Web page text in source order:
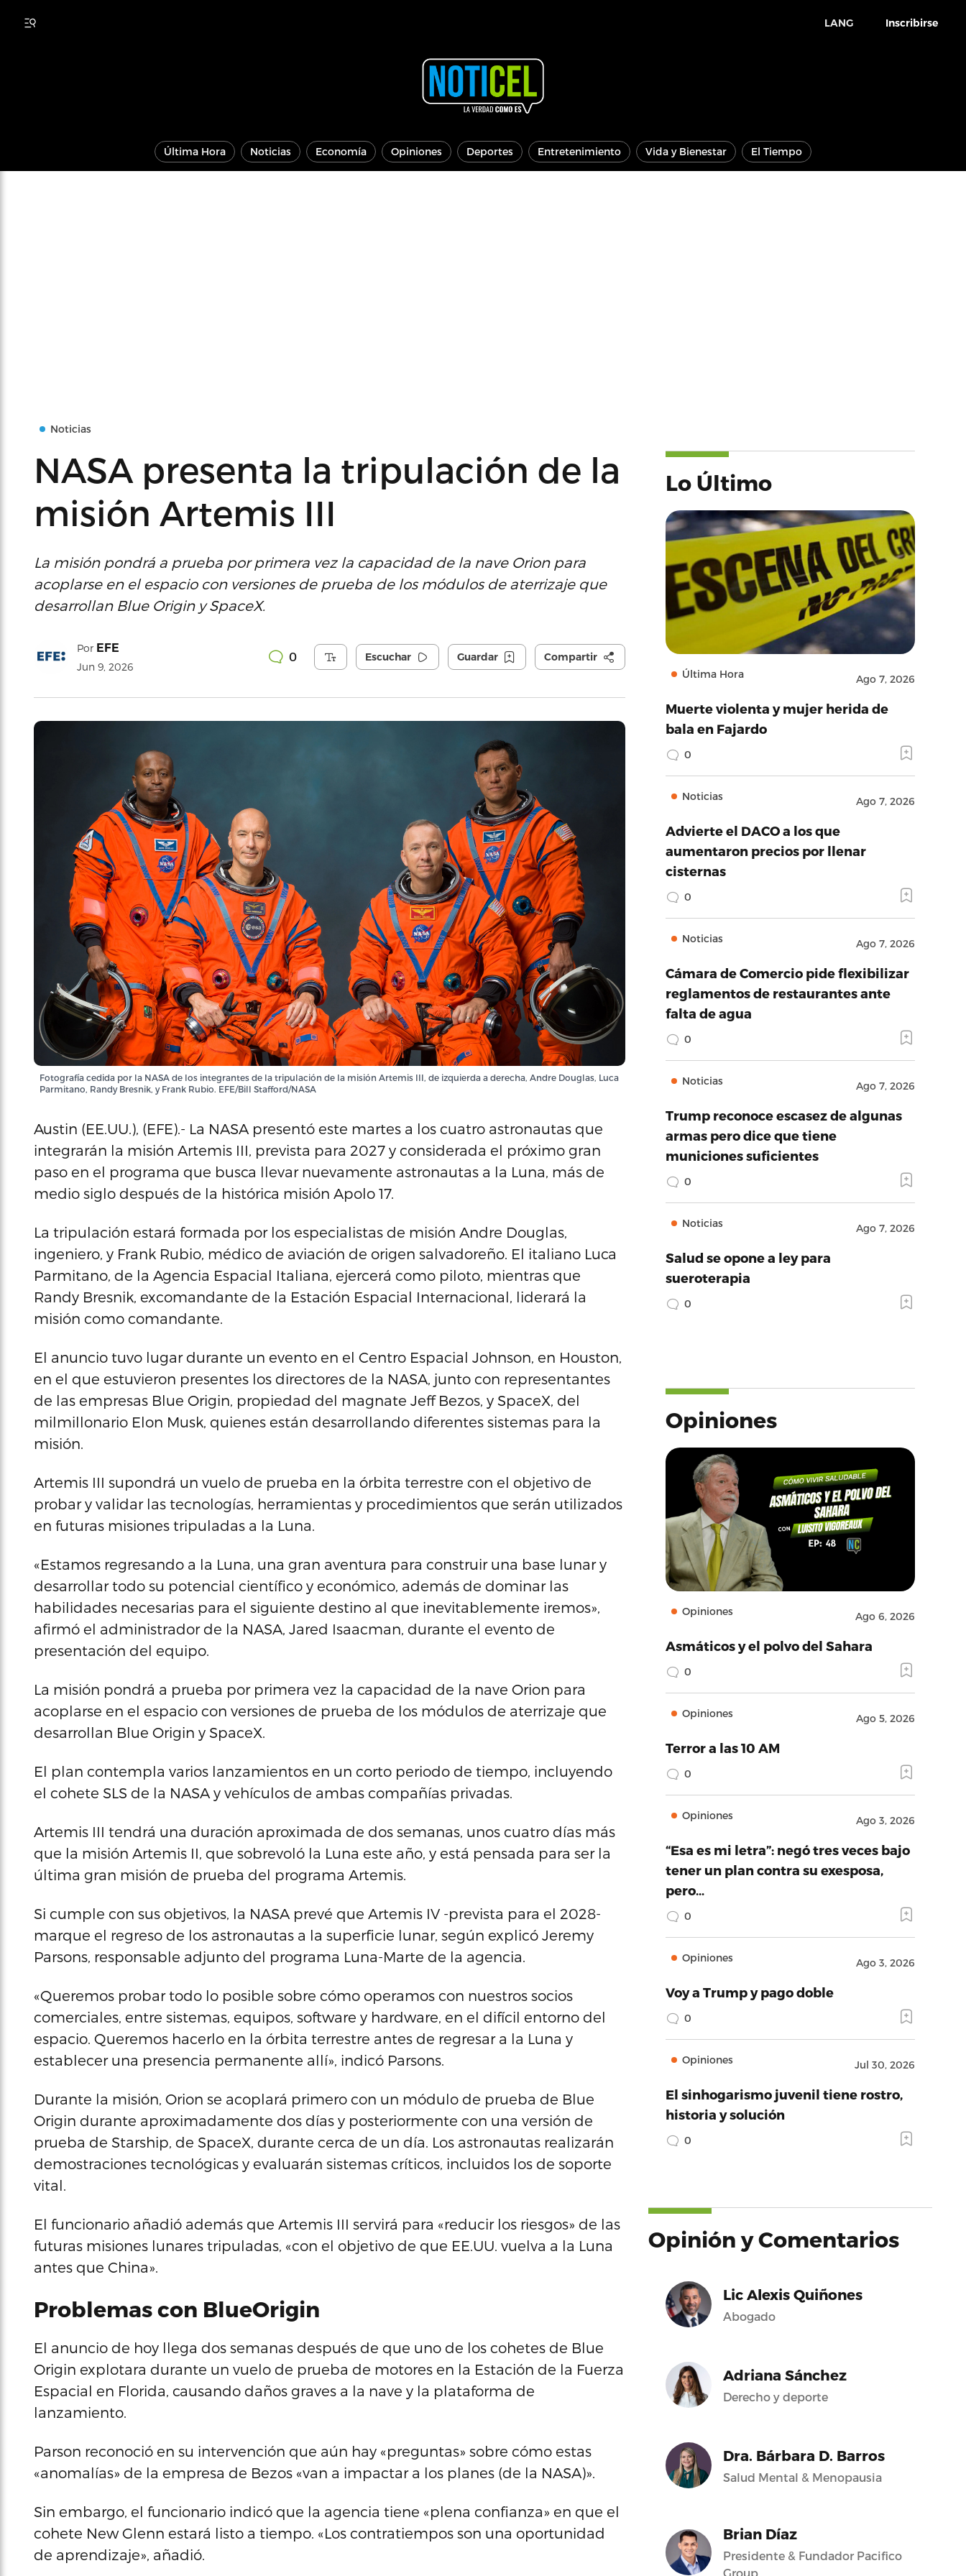
LANG Inscribirse
Última Hora Noticias Economía Opiniones Deportes Entretenimiento Vida y Bienestar El Tiempo
Noticias
NASA presenta la tripulación de la
misión Artemis III
La misión pondrá a prueba por primera vez la capacidad de la nave Orion para
acoplarse en el espacio con versiones de prueba de los módulos de aterrizaje que
desarrollan Blue Origin y SpaceX.
Por EFE
Jun 9, 2026
0 Escuchar Guardar Compartir
Fotografía cedida por la NASA de los integrantes de la tripulación de la misión Artemis III, de izquierda a derecha, Andre Douglas, Luca
Parmitano, Randy Bresnik, y Frank Rubio. EFE/Bill Stafford/NASA
Austin (EE.UU.), (EFE).- La NASA presentó este martes a los cuatro astronautas que
integrarán la misión Artemis III, prevista para 2027 y considerada el próximo gran
paso en el programa que busca llevar nuevamente astronautas a la Luna, más de
medio siglo después de la histórica misión Apolo 17.
La tripulación estará formada por los especialistas de misión Andre Douglas,
ingeniero, y Frank Rubio, médico de aviación de origen salvadoreño. El italiano Luca
Parmitano, de la Agencia Espacial Italiana, ejercerá como piloto, mientras que
Randy Bresnik, excomandante de la Estación Espacial Internacional, liderará la
misión como comandante.
El anuncio tuvo lugar durante un evento en el Centro Espacial Johnson, en Houston,
en el que estuvieron presentes los directores de la NASA, junto con representantes
de las empresas Blue Origin, propiedad del magnate Jeff Bezos, y SpaceX, del
milmillonario Elon Musk, quienes están desarrollando diferentes sistemas para la
misión.
Artemis III supondrá un vuelo de prueba en la órbita terrestre con el objetivo de
probar y validar las tecnologías, herramientas y procedimientos que serán utilizados
en futuras misiones tripuladas a la Luna.
«Estamos regresando a la Luna, una gran aventura para construir una base lunar y
desarrollar todo su potencial científico y económico, además de dominar las
habilidades necesarias para el siguiente destino al que inevitablemente iremos»,
afirmó el administrador de la NASA, Jared Isaacman, durante el evento de
presentación del equipo.
La misión pondrá a prueba por primera vez la capacidad de la nave Orion para
acoplarse en el espacio con versiones de prueba de los módulos de aterrizaje que
desarrollan Blue Origin y SpaceX.
El plan contempla varios lanzamientos en un corto periodo de tiempo, incluyendo
el cohete SLS de la NASA y vehículos de ambas compañías privadas.
Artemis III tendrá una duración aproximada de dos semanas, unos cuatro días más
que la misión Artemis II, que sobrevoló la Luna este año, y está pensada para ser la
última gran misión de prueba del programa Artemis.
Si cumple con sus objetivos, la NASA prevé que Artemis IV -prevista para el 2028-
marque el regreso de los astronautas a la superficie lunar, según explicó Jeremy
Parsons, responsable adjunto del programa Luna-Marte de la agencia.
«Queremos probar todo lo posible sobre cómo operamos con nuestros socios
comerciales, entre sistemas, equipos, software y hardware, en el difícil entorno del
espacio. Queremos hacerlo en la órbita terrestre antes de regresar a la Luna y
establecer una presencia permanente allí», indicó Parsons.
Durante la misión, Orion se acoplará primero con un módulo de prueba de Blue
Origin durante aproximadamente dos días y posteriormente con una versión de
prueba de Starship, de SpaceX, durante cerca de un día. Los astronautas realizarán
demostraciones tecnológicas y evaluarán sistemas críticos, incluidos los de soporte
vital.
El funcionario añadió además que Artemis III servirá para «reducir los riesgos» de las
futuras misiones lunares tripuladas, «con el objetivo de que EE.UU. vuelva a la Luna
antes que China».
Problemas con BlueOrigin
El anuncio de hoy llega dos semanas después de que uno de los cohetes de Blue
Origin explotara durante un vuelo de prueba de motores en la Estación de la Fuerza
Espacial en Florida, causando daños graves a la nave y la plataforma de
lanzamiento.
Parson reconoció en su intervención que aún hay «preguntas» sobre cómo estas
«anomalías» de la empresa de Bezos «van a impactar a los planes (de la NASA)».
Sin embargo, el funcionario indicó que la agencia tiene «plena confianza» en que el
cohete New Glenn estará listo a tiempo. «Los contratiempos son una oportunidad
de aprendizaje», añadió.
Lo Último
Última Hora Ago 7, 2026
Muerte violenta y mujer herida de
bala en Fajardo
0
Noticias Ago 7, 2026
Advierte el DACO a los que
aumentaron precios por llenar
cisternas
0
Noticias Ago 7, 2026
Cámara de Comercio pide flexibilizar
reglamentos de restaurantes ante
falta de agua
0
Noticias Ago 7, 2026
Trump reconoce escasez de algunas
armas pero dice que tiene
municiones suficientes
0
Noticias Ago 7, 2026
Salud se opone a ley para
sueroterapia
0
Opiniones
Opiniones Ago 6, 2026
Asmáticos y el polvo del Sahara
0
Opiniones Ago 5, 2026
Terror a las 10 AM
0
Opiniones Ago 3, 2026
“Esa es mi letra”: negó tres veces bajo
tener un plan contra su exesposa,
pero…
0
Opiniones Ago 3, 2026
Voy a Trump y pago doble
0
Opiniones Jul 30, 2026
El sinhogarismo juvenil tiene rostro,
historia y solución
0
Opinión y Comentarios
Lic Alexis Quiñones
Abogado
Adriana Sánchez
Derecho y deporte
Dra. Bárbara D. Barros
Salud Mental & Menopausia
Brian Díaz
Presidente & Fundador Pacifico
Group